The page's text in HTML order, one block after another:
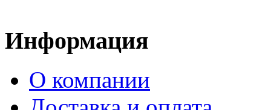
Информация
О компании